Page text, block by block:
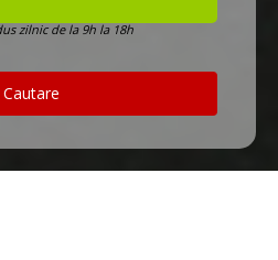
zilnic de la 9h la 18h
Cautare